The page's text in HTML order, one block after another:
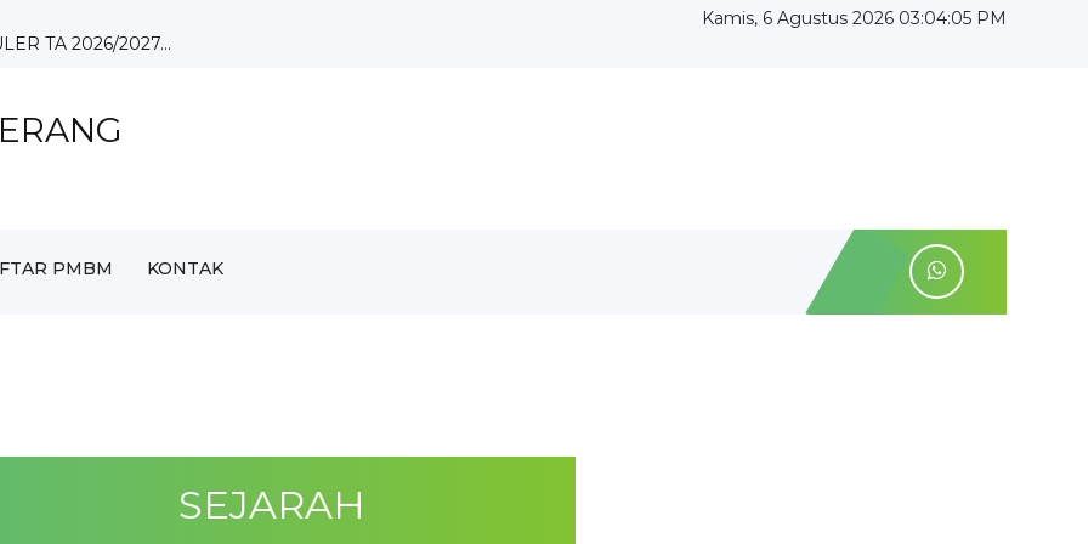
TA 2026/2027...
Psiko...
ke Ajan...
Kamis, 6 Agustus 2026 03:04:06 PM
PMBM KONTAK
SEJARAH